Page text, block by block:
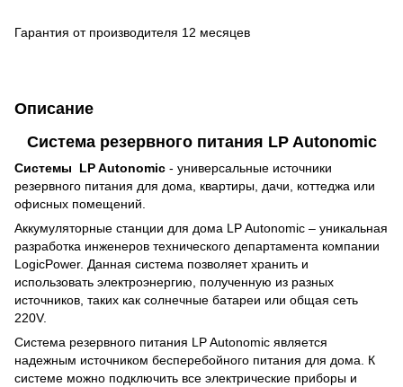
Описание
Система резервного питания LP Autonomic
Системы LP Autonomic - универсальные источники
резервного питания для дома, квартиры, дачи, коттеджа или
офисных помещений.
Аккумуляторные станции для дома LP Autonomic – уникальная
разработка инженеров технического департамента компании
LogicPower. Данная система позволяет хранить и
использовать электроэнергию, полученную из разных
источников, таких как солнечные батареи или общая сеть
220V.
Система резервного питания LP Autonomic является
надежным источником бесперебойного питания для дома. К
системе можно подключить все электрические приборы и
Гарантия от производителя 12 месяцев